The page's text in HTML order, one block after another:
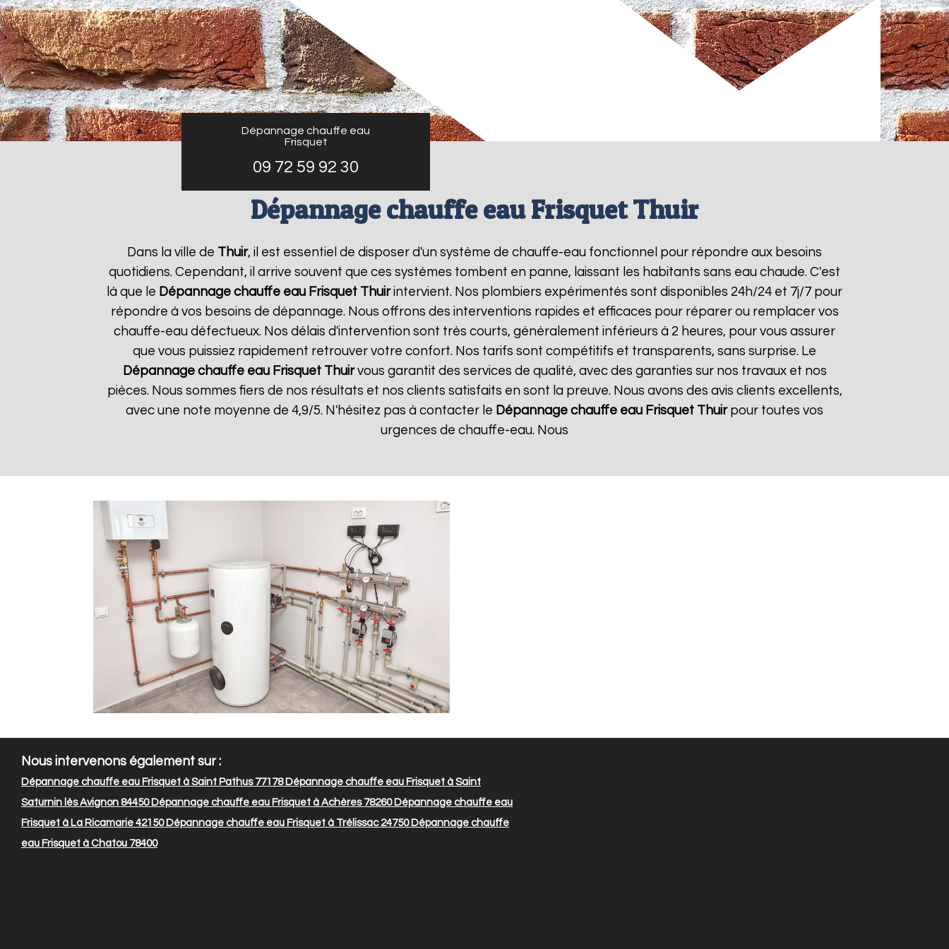
Dépannage chauffe eau
Frisquet
09 72 59 92 30
Dépannage chauffe eau Frisquet Thuir
Dans la ville de Thuir, il est essentiel de disposer d'un système de chauffe-eau fonctionnel pour répondre aux besoins
quotidiens. Cependant, il arrive souvent que ces systèmes tombent en panne, laissant les habitants sans eau chaude. C'est
là que le Dépannage chauffe eau Frisquet Thuirintervient. Nos plombiers expérimentés sont disponibles 24h/24 et 7j/7 pour
répondre à vos besoins de dépannage. Nous offrons des interventions rapides et efficaces pour réparer ou remplacer vos
chauffe-eau défectueux. Nos délais d'intervention sont très courts, généralement inférieurs à 2 heures, pour vous assurer
que vous puissiez rapidement retrouver votre confort. Nos tarifs sont compétitifs et transparents, sans surprise. Le
Dépannage chauffe eau Frisquet Thuirvous garantit des services de qualité, avec des garanties sur nos travaux et nos
pièces. Nous sommes fiers de nos résultats et nos clients satisfaits en sont la preuve. Nous avons des avis clients excellents,
avec une note moyenne de 4,9/5. N'hésitez pas à contacter le Dépannage chauffe eau Frisquet Thuirpour toutes vos
urgences de chauffe-eau. Nous
Nous intervenons également sur :
Dépannage chauffe eau Frisquet à Saint Pathus 77178Dépannage chauffe eau Frisquet à Saint
Saturnin lès Avignon 84450Dépannage chauffe eau Frisquet à Achères 78260Dépannage chauffe eau
Frisquet à La Ricamarie 42150Dépannage chauffe eau Frisquet à Trélissac 24750Dépannage chauffe
eau Frisquet à Chatou 78400